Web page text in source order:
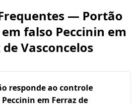
— Portão
falso Peccinin em
Vasconcelos
responde ao controle
em Ferraz de